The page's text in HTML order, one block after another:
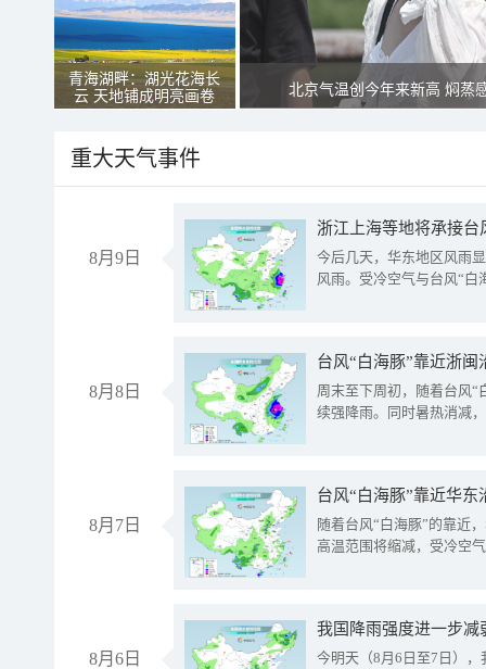
青海湖畔：湖光花海长
云 天地铺成明亮画卷
北京气温创今年来新高 焖蒸
重大天气事件
8月9日
浙江上海等地将承接台
今后几天，华东地区风雨
风雨。受冷空气与台风“白
8月8日
台风“白海豚”靠近浙
周末至下周初，随着台风“
续强降雨。同时暑热消减
8月7日
台风“白海豚”靠近华
随着台风“白海豚”的靠近
高温范围将缩减，受冷空
8月6日
今明天（8月6日至7日）